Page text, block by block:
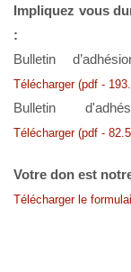
Impliquez vous
:
Bulletin
Télécharger (pdf -
Bulletin
Télécharger (pdf -
Votre don est
Télécharger le